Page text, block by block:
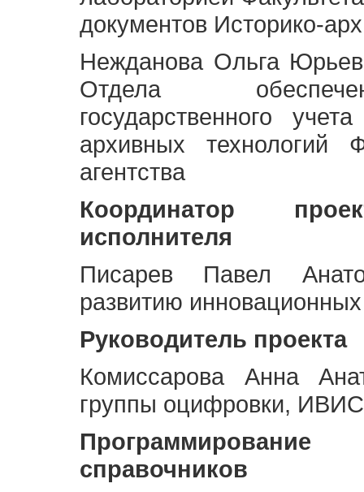
документов Историко-
Нежданова Ольга
Отдела
государственного
архивных технологий
агентства
Координатор
исполнителя
Писарев Павел
развитию
Руководитель проекта
Комиссарова Анна
группы оцифровки, ИВИС
Программирование
справочников